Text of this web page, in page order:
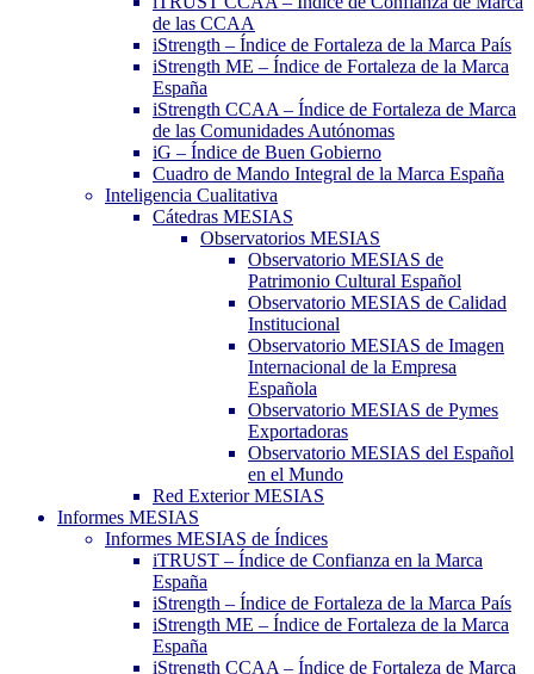
de las CCAA
iStrength – Índice de Fortaleza de la Marca País
iStrength ME – Índice de Fortaleza de la Marca
España
iStrength CCAA – Índice de Fortaleza de Marca
de las Comunidades Autónomas
iG – Índice de Buen Gobierno
Cuadro de Mando Integral de la Marca España
Inteligencia Cualitativa
Cátedras MESIAS
Observatorios MESIAS
Observatorio MESIAS de
Patrimonio Cultural Español
Observatorio MESIAS de Calidad
Institucional
Observatorio MESIAS de Imagen
Internacional de la Empresa
Española
Observatorio MESIAS de Pymes
Exportadoras
Observatorio MESIAS del Español
en el Mundo
Red Exterior MESIAS
Informes MESIAS
Informes MESIAS de Índices
iTRUST – Índice de Confianza en la Marca
España
iStrength – Índice de Fortaleza de la Marca País
iStrength ME – Índice de Fortaleza de la Marca
España
iStrength CCAA – Índice de Fortaleza de Marca